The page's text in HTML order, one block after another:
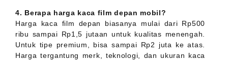
4. Berapa harga kaca film depan mobil?
Harga kaca film depan biasanya mulai dari Rp500
ribu sampai Rp1,5 jutaan untuk kualitas menengah.
Untuk tipe premium, bisa sampai Rp2 juta ke atas.
Harga tergantung merk, teknologi, dan ukuran kaca